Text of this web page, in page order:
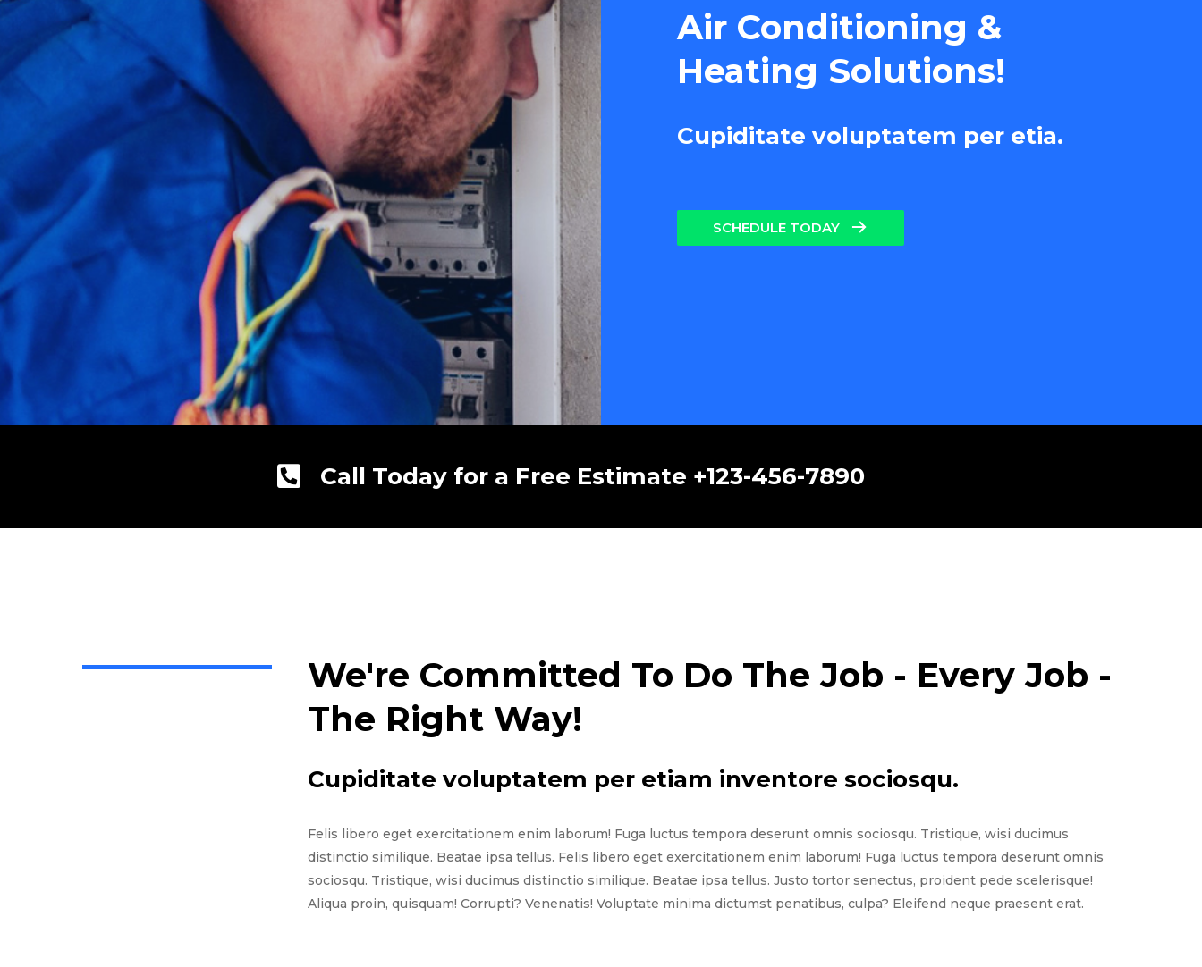
Air Conditioning &
Heating Solutions!
Cupiditate voluptatem per etia.
SCHEDULE TODAY
Call Today for a Free Estimate +123-456-7890
We're Committed To Do The Job - Every Job -
The Right Way!
Cupiditate voluptatem per etiam inventore sociosqu.
Felis libero eget exercitationem enim laborum! Fuga luctus tempora deserunt omnis sociosqu. Tristique, wisi ducimus
distinctio similique. Beatae ipsa tellus. Felis libero eget exercitationem enim laborum! Fuga luctus tempora deserunt omnis
sociosqu. Tristique, wisi ducimus distinctio similique. Beatae ipsa tellus. Justo tortor senectus, proident pede scelerisque!
Aliqua proin, quisquam! Corrupti? Venenatis! Voluptate minima dictumst penatibus, culpa? Eleifend neque praesent erat.